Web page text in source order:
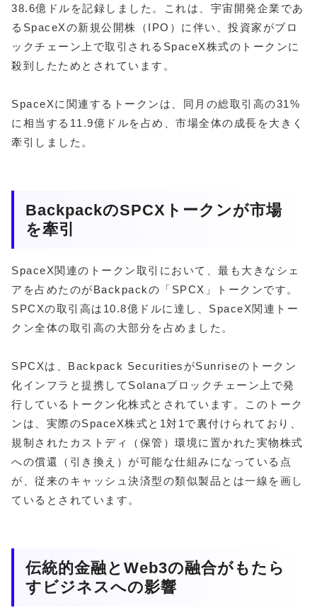
38.6億ドルを記録しました。これは、宇宙開発企業であ
るSpaceXの新規公開株（IPO）に伴い、投資家がブロ
ックチェーン上で取引されるSpaceX株式のトークンに
殺到したためとされています。
SpaceXに関連するトークンは、同月の総取引高の31%
に相当する11.9億ドルを占め、市場全体の成長を大きく
牽引しました。
BackpackのSPCXトークンが市場
を牽引
SpaceX関連のトークン取引において、最も大きなシェ
アを占めたのがBackpackの「SPCX」トークンです。
SPCXの取引高は10.8億ドルに達し、SpaceX関連トー
クン全体の取引高の大部分を占めました。
SPCXは、Backpack SecuritiesがSunriseのトークン
化インフラと提携してSolanaブロックチェーン上で発
行しているトークン化株式とされています。このトーク
ンは、実際のSpaceX株式と1対1で裏付けられており、
規制されたカストディ（保管）環境に置かれた実物株式
への償還（引き換え）が可能な仕組みになっている点
が、従来のキャッシュ決済型の類似製品とは一線を画し
ているとされています。
伝統的金融とWeb3の融合がもたら
すビジネスへの影響